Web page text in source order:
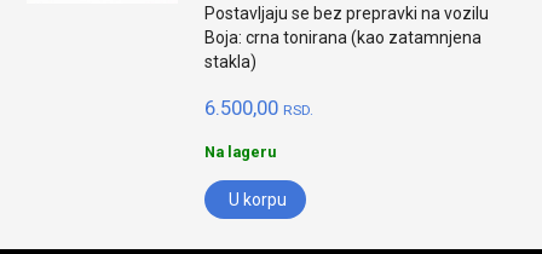
Postavljaju se bez prepravki na vozilu
Boja: crna tonirana (kao zatamnjena
stakla)
6.500,00 RSD.
Na lageru
U korpu